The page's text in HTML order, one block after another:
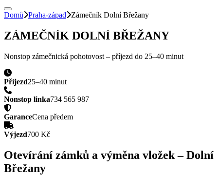
Domů Praha-západ Zámečník Dolní Břežany
ZÁMEČNÍK DOLNÍ BŘEŽANY
Nonstop zámečnická pohotovost – příjezd do 25–40 minut
Příjezd25–40 minut
Nonstop linka734 565 987
GaranceCena předem
Výjezd700 Kč
Otevírání zámků a výměna vložek –Dolní
Břežany